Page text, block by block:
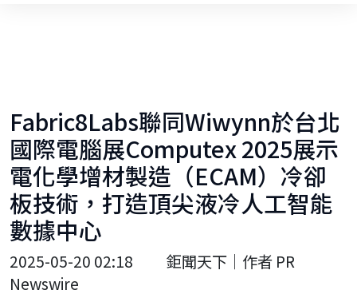
Fabric8Labs聯同Wiwynn於台北
國際電腦展Computex 2025展示
電化學增材製造（ECAM）冷卻
板技術，打造頂尖液冷人工智能
數據中心
2025-05-20 02:18
鉅聞天下｜作者 PR
Newswire